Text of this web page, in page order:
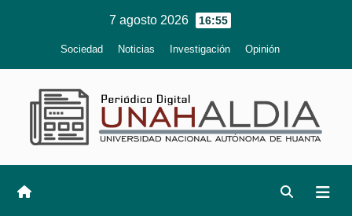
7 agosto 2026 16:55
Sociedad Noticias Investigación Opinión